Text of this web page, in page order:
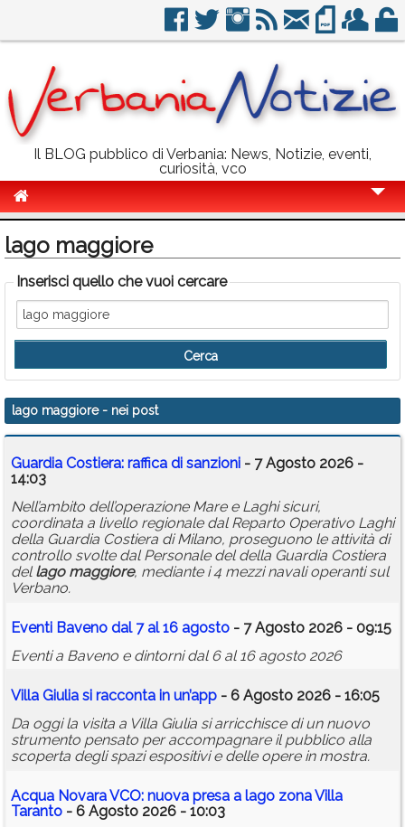
Il BLOG pubblico di Verbania: News, Notizie, eventi,
curiosità, vco
Politica
Sport
Eventi
Info Utili
Rubriche
Calendario
Annunci
lago maggiore
Inserisci quello che vuoi cercare
lago maggiore- nei post
Guardia Costiera: raffica di sanzioni - 7 Agosto 2026 -
14:03
Nell’ambito dell’operazione Mare e Laghi sicuri,
coordinata a livello regionale dal Reparto Operativo Laghi
della Guardia Costiera di Milano, proseguono le attività di
controllo svolte dal Personale del della Guardia Costiera
dellago maggiore, mediante i 4 mezzi navali operanti sul
Verbano.
Eventi Baveno dal 7 al 16 agosto - 7 Agosto 2026 - 09:15
Eventi a Baveno e dintorni dal 6 al 16 agosto 2026
Villa Giulia si racconta in un’app - 6 Agosto 2026 - 16:05
Da oggi la visita a Villa Giulia si arricchisce di un nuovo
strumento pensato per accompagnare il pubblico alla
scoperta degli spazi espositivi e delle opere in mostra.
Acqua Novara VCO: nuova presa a lago zona Villa
Taranto - 6 Agosto 2026 - 10:03